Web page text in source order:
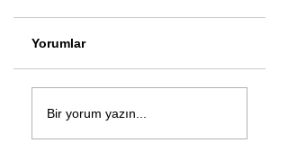
yeni şarkı: Bir Ev
Yorumlar
Bir yorum yazın...